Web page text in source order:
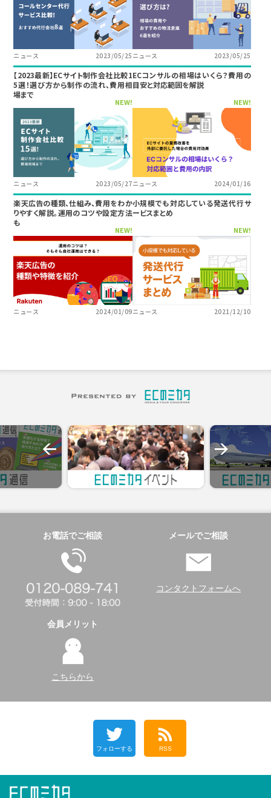
ニュース 2023/05/25 ニュース 2023/05/25
【2023最新】ECサイト制作会社比較1
5選！選び方から制作の流れ、費用相
場まで
NEW!
ニュース 2023/05/27
ECコンサルの相場はいくら？費用の
目安と対応範囲を解説
NEW!
ニュース 2024/01/16
楽天広告の種類、仕組み、費用をわか
りやすく解説。運用のコツや設定方法
も
NEW!
ニュース 2024/01/09
小規模でも対応している発送代行サ
ービスまとめ
NEW!
ニュース 2021/12/10
お電話でご相談 メールでご相談
コンタクトフォームへ
会員メリット
こちらから
フォローする RSS